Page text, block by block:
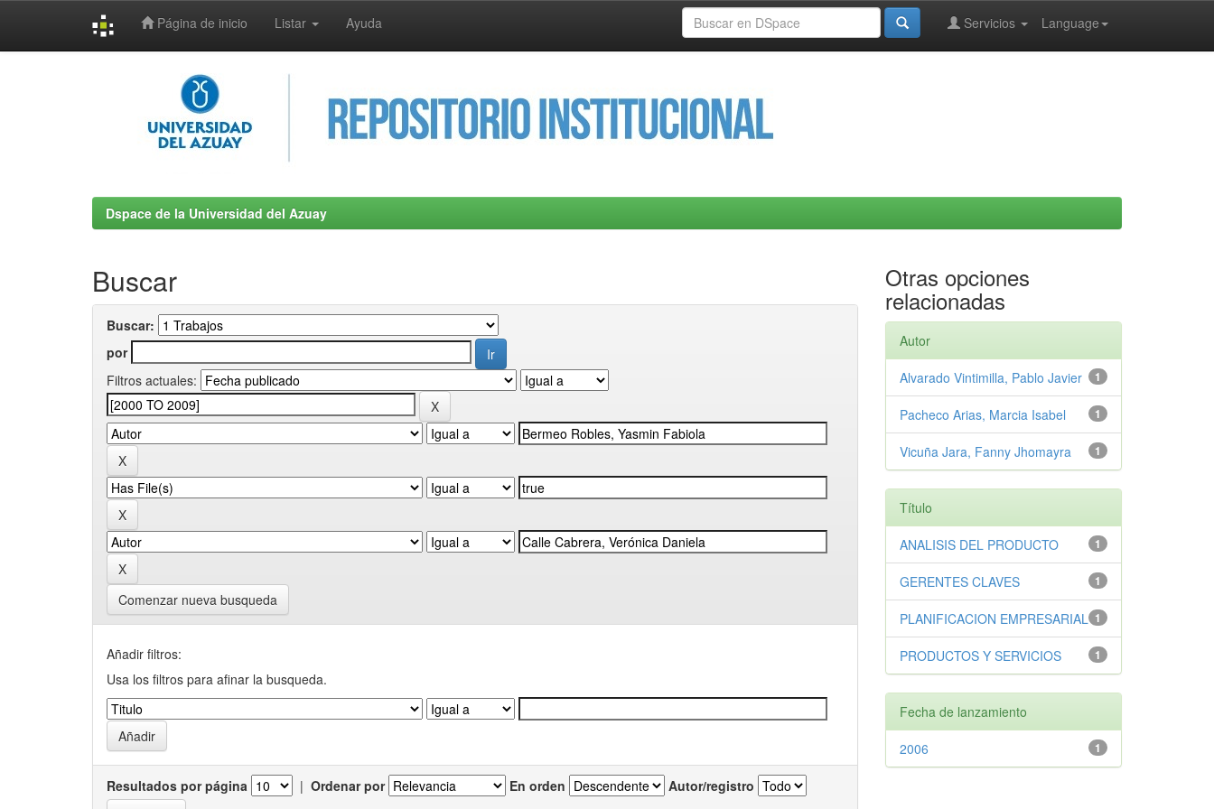
Página de inicio Listar Ayuda Language
Servicios
Dspace de la Universidad del Azuay
Buscar
Buscar:
por
Filtros actuales:
Comenzar nueva busqueda
Añadir filtros:
Usa los filtros para afinar la busqueda.
Resultados por página | Ordenar por En orden Autor/registro
Otras opciones
relacionadas
Autor
1
Alvarado Vintimilla, Pablo Javier
1
Pacheco Arias, Marcia Isabel
1
Vicuña Jara, Fanny Jhomayra
Título
1
ANALISIS DEL PRODUCTO
1
GERENTES CLAVES
1
PLANIFICACION EMPRESARIAL
1
PRODUCTOS Y SERVICIOS
Fecha de lanzamiento
1
2006